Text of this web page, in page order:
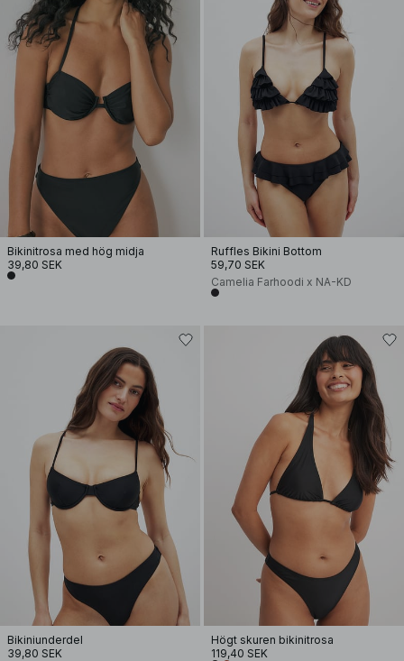
Bikinitrosa med hög midja
39,80 SEK
Ruffles Bikini Bottom
59,70 SEK
Camelia Farhoodi x NA-KD
Bikiniunderdel
39,80 SEK
Högt skuren bikinitrosa
119,40 SEK